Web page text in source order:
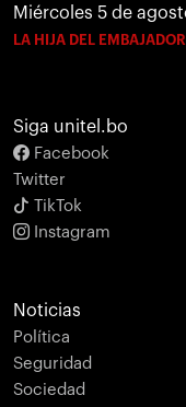
Miércoles 5 de
LA HIJA DEL EMBAJADOR
Siga unitel.bo
Facebook
Twitter
TikTok
Instagram
Noticias
Política
Seguridad
Sociedad